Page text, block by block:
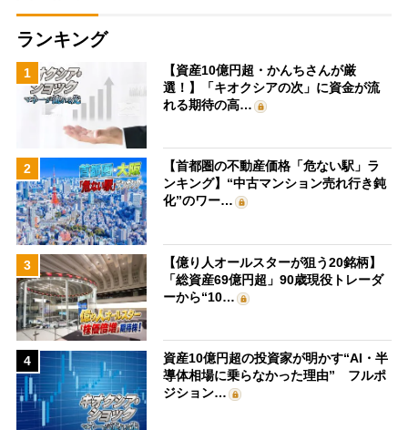
ランキング
1
【資産10億円超・かんちさんが厳
選！】「キオクシアの次」に資金が流
れる期待の高…
2
【首都圏の不動産価格「危ない駅」ラ
ンキング】“中古マンション売れ行き鈍
化”のワー…
3
【億り人オールスターが狙う20銘柄】
「総資産69億円超」90歳現役トレーダ
ーから“10…
4
資産10億円超の投資家が明かす“AI・半
導体相場に乗らなかった理由” フルポ
ジション…